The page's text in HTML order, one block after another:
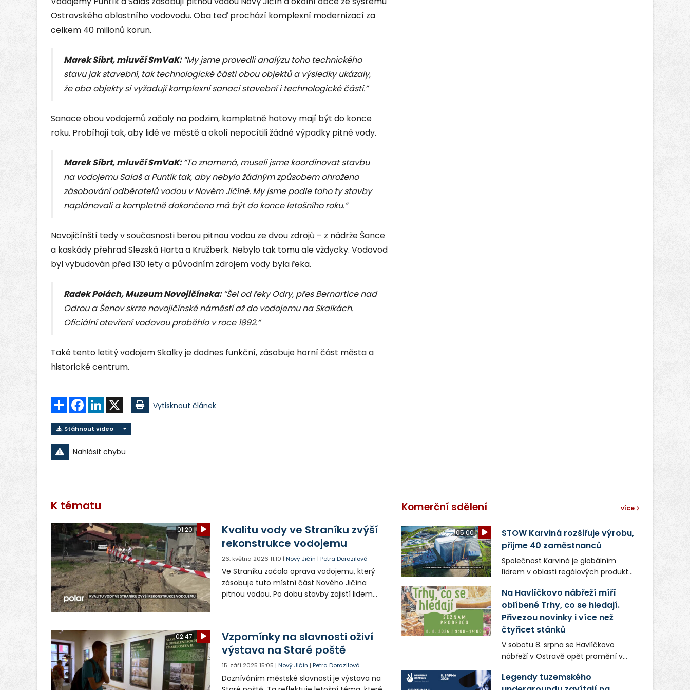
Ostravského oblastního vodovodu. Oba teď prochází komplexní modernizací za
celkem 40 milionů korun.
Marek Síbrt, mluvčí SmVaK:“My jsme provedli analýzu toho technického
stavu jak stavební, tak technologické části obou objektů a výsledky ukázaly,
že oba objekty si vyžadují komplexní sanaci stavební i technologické části.”
Sanace obou vodojemů začaly na podzim, kompletně hotovy mají být do konce
roku. Probíhají tak, aby lidé ve městě a okolí nepocítili žádné výpadky pitné vody.
Marek Síbrt, mluvčí SmVaK:“To znamená, museli jsme koordinovat stavbu
na vodojemu Salaš a Puntík tak, aby nebylo žádným způsobem ohroženo
zásobování odběratelů vodou v Novém Jičíně. My jsme podle toho ty stavby
naplánovali a kompletně dokončeno má být do konce letošního roku.”
Novojičínští tedy v současnosti berou pitnou vodou ze dvou zdrojů – z nádrže Šance
a kaskády přehrad Slezská Harta a Kružberk. Nebylo tak tomu ale vždycky. Vodovod
byl vybudován před 130 lety a původním zdrojem vody byla řeka.
Radek Polách, Muzeum Novojičínska:“Šel od řeky Odry, přes Bernartice nad
Odrou a Šenov skrze novojičínské náměstí až do vodojemu na Skalkách.
Oficiální otevření vodovou proběhlo v roce 1892.“
Také tento letitý vodojem Skalky je dodnes funkční, zásobuje horní část města a
historické centrum.
Sdílet FacebookLinkedIn Vytisknout článek
Stáhnout video
Nahlásit chybu
K tématu
01:20
Kvalitu vody ve Straníku zvýší
rekonstrukce vodojemu
26. května 2026 11:10 |Nový Jičín |Petra Dorazilová
Ve Straníku začala oprava vodojemu, který
zásobuje tuto místní část Nového Jičína
pitnou vodou. Po dobu stavby zajistí lidem
02:47
Vzpomínky na slavnosti oživí
výstava na Staré poště
15. září 2025 15:05 |Nový Jičín |Petra Dorazilová
Dozníváním městské slavnosti je výstava na
Komerční sdělení více
05:00
STOW Karviná rozšiřuje výrobu,
přijme 40 zaměstnanců
Společnost Karviná je globálním
lídrem v oblasti regálových produktů
zaměstnavatelem na Karvinsku a
firmou s obrovským potenciálem.
Na Havlíčkovo nábřeží míří
oblíbené Trhy, co se hledají.
Přivezou novinky i více než
čtyřicet stánků
V sobotu 8. srpna se Havlíčkovo
nábřeží v Ostravě opět promění v
lokálních výrobků. Trhy, co se hledají
Legendy tuzemského